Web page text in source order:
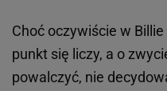
Choć oczywiście w
punkt się liczy, a o
powalczyć, nie